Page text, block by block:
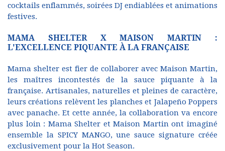
cocktails enflammés, soirées DJ endiablées et animations
festives.
MAMA SHELTER X MAISON MARTIN :
L'EXCELLENCE PIQUANTE À LA FRANÇAISE
Mama shelter est fier de collaborer avec Maison Martin,
les maîtres incontestés de la sauce piquante à la
française. Artisanales, naturelles et pleines de caractère,
leurs créations relèvent les planches et Jalapeño Poppers
avec panache. Et cette année, la collaboration va encore
plus loin : Mama Shelter et Maison Martin ont imaginé
ensemble la SPICY MANGO, une sauce signature créée
exclusivement pour la Hot Season.